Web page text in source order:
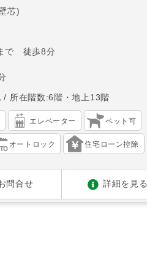
芯)
で 徒歩8分
所在階数:6階・地上13階
エレベーター ペット可
オートロック 住宅ローン控除
問合せ 詳細を見る